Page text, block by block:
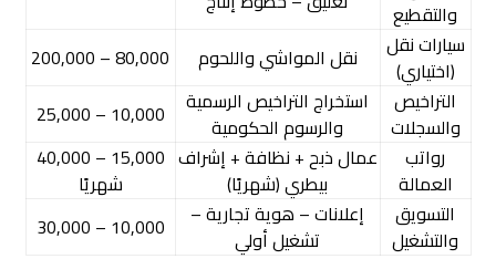
والتقطيع
سيارات نقل
(اختياري)
نقل المواشي واللحوم
80,000 – 200,000
التراخيص
والسجلات
استخراج التراخيص الرسمية
والرسوم الحكومية
10,000 – 25,000
رواتب
العمالة
عمال ذبح + نظافة + إشراف
بيطري (شهريًا)
15,000 – 40,000
شهريًا
التسويق
والتشغيل
إعلانات – هوية تجارية –
تشغيل أولي
10,000 – 30,000